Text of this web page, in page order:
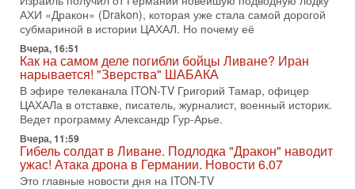
31-07-2026, 17:00
Тайны закрытых дверей: о чём на самом деле
молчат Трамп и Нетаньяху?
Недавний визит премьер-министра Израиля Биньямина
Нетаньяху в США и его встреча с Дональдом Трампом
оставили больше вопросов, чем ответов. Полная
31-07-2026, 15:18
Иран готовит покушение на Нетаниягу! Трамп не
хочет эскалации, но КСИР готовит взрыв!
В эфире телеканала ITON-TV СЕРГЕЙ МИГДАЛЬ, эксперт
по вопросам безопасности, офицер запаса
Международного управления полиции Израиля, автор
АХИ «Дракон» (Drakon), которая уже стала самой дорогой
субмариной в истории ЦАХАЛ. Но почему её
Вчера, 16:51
Как на самом деле погибли бойцы Ливане? Иран
нарывается! "Зверства" ШАБАКА
В эфире телеканала ITON-TV Григорий Тамар, офицер
ЦАХАЛа в отставке, писатель, журналист, военный историк.
Ведет программу Александр Гур-Арье.
Вчера, 11:59
Гибель солдат в Ливане. Подлодка "Дракон" наводит
ужас! Атака дрона в Германии. Новости 6.07
Это главные новости дня на ITON-TV